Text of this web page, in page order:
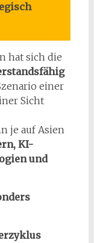
hat sich die
einer
Sicht
je auf Asien
KI-
und